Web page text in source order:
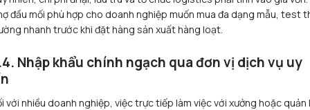
đầu mối phù hợp cho doanh nghiệp muốn mua đa dạng mẫu, test
nhanh trước khi đặt hàng sản xuất hàng loạt.
Nhập khẩu chính ngạch qua đơn vị dịch vụ uy
với nhiều doanh nghiệp, việc trực tiếp làm việc với xưởng hoặc quản